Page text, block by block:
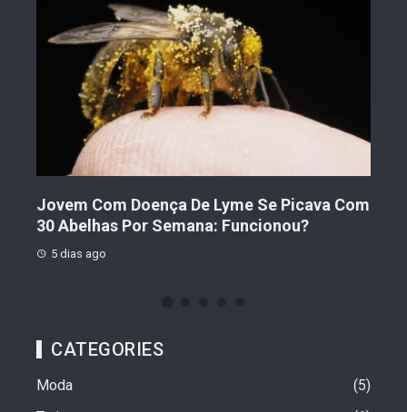
Jovem Com Doença De Lyme Se Picava Com
30 Abelhas Por Semana: Funcionou?
5 dias ago
CATEGORIES
Moda
5